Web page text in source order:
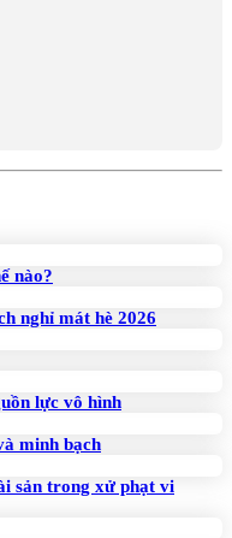
nào?
nghỉ mát hè 2026
lực vô hình
minh bạch
sản trong xử phạt vi